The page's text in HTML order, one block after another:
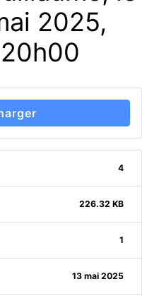
2025,
4
226.32 KB
1
13 mai 2025